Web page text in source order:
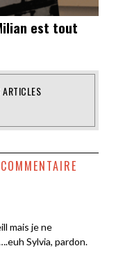
est tout
ARTICLES
mais je ne
Sylvia, pardon.